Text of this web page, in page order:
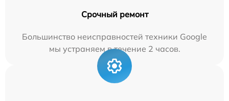
Срочный ремонт
Большинство неисправностей техники Google
мы устраняем в течение 2 часов.